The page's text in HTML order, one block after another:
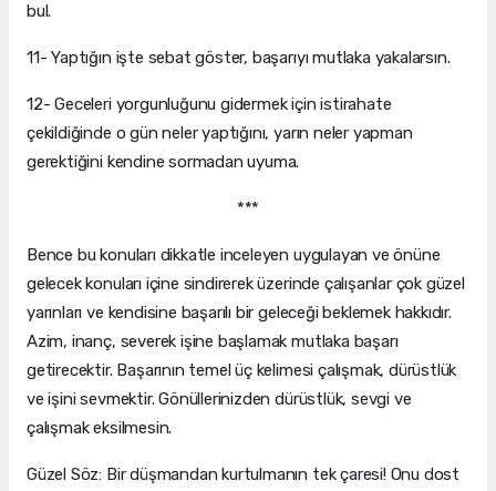
bul.
11- Yaptığın işte sebat göster, başarıyı mutlaka yakalarsın.
12- Geceleri yorgunluğunu gidermek için istirahate
çekildiğinde o gün neler yaptığını, yarın neler yapman
gerektiğini kendine sormadan uyuma.
***
Bence bu konuları dikkatle inceleyen uygulayan ve önüne
gelecek konuları içine sindirerek üzerinde çalışanlar çok güzel
yarınları ve kendisine başarılı bir geleceği beklemek hakkıdır.
Azim, inanç, severek işine başlamak mutlaka başarı
getirecektir. Başarının temel üç kelimesi çalışmak, dürüstlük
ve işini sevmektir. Gönüllerinizden dürüstlük, sevgi ve
çalışmak eksilmesin.
Güzel Söz: Bir düşmandan kurtulmanın tek çaresi! Onu dost